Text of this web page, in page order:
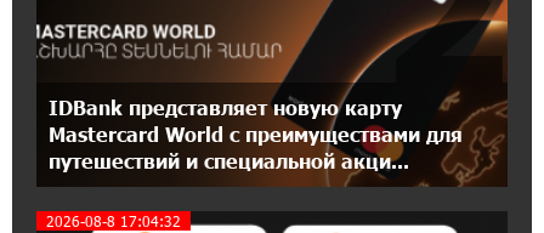
Ucom и Microsoft Innovation Center помогают
школьникам развивать навыки
12:55:34 16-07-2026
При поддержке Ucom в Шенаване
10 кВт
IDBank представляет новую карту
Mastercard World с преимуществами для
путешествий и специальной акци...
2026-08-8 17:04:32